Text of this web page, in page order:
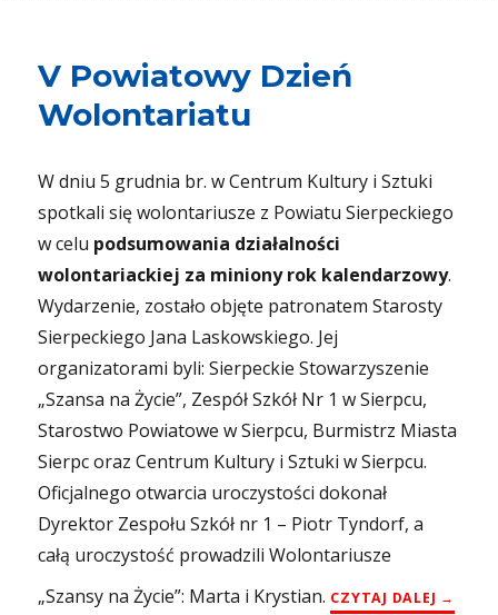
V Powiatowy Dzień
Wolontariatu
W dniu 5 grudnia br. w Centrum Kultury i Sztuki
spotkali się wolontariusze z Powiatu Sierpeckiego
w celu podsumowania działalności
wolontariackiej za miniony rok kalendarzowy.
Wydarzenie, zostało objęte patronatem Starosty
Sierpeckiego Jana Laskowskiego. Jej
organizatorami byli: Sierpeckie Stowarzyszenie
„Szansa na Życie”, Zespół Szkół Nr 1 w Sierpcu,
Starostwo Powiatowe w Sierpcu, Burmistrz Miasta
Sierpc oraz Centrum Kultury i Sztuki w Sierpcu.
Oficjalnego otwarcia uroczystości dokonał
Dyrektor Zespołu Szkół nr 1 – Piotr Tyndorf, a
całą uroczystość prowadzili Wolontariusze
„Szansy na Życie”: Marta i Krystian. CZYTAJ DALEJ „V